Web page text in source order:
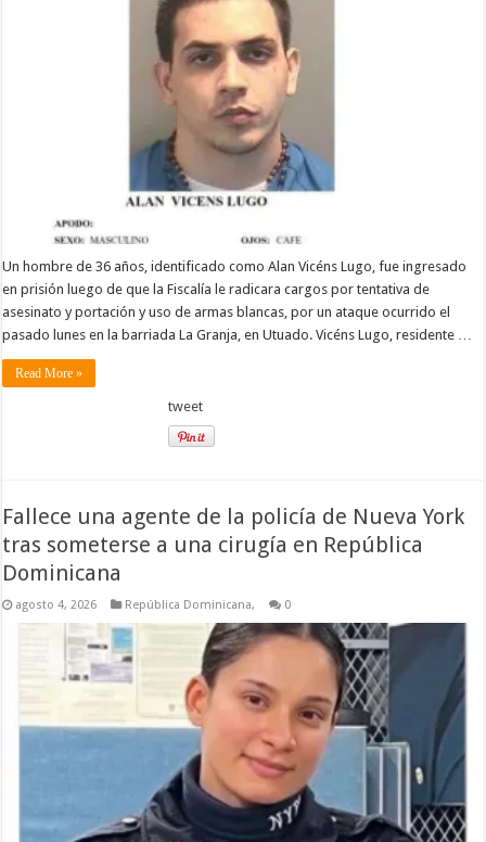
Un hombre de 36 años, identificado como Alan Vicéns Lugo, fue ingresado
en prisión luego de que la Fiscalía le radicara cargos por tentativa de
asesinato y portación y uso de armas blancas, por un ataque ocurrido el
pasado lunes en la barriada La Granja, en Utuado. Vicéns Lugo, residente …
Read More »
tweet
Fallece una agente de la policía de Nueva York
tras someterse a una cirugía en República
Dominicana
agosto 4, 2026 República Dominicana, 0